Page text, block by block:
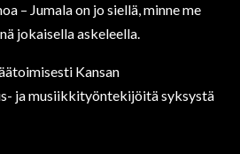
– Jumala on jo siellä, minne me
jokaisella askeleella.
Kansan
ja musiikkityöntekijöitä syksystä